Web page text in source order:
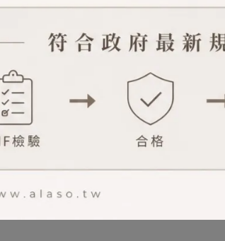
求專業醫療協助。使用成效僅供參考，實際效果
品瑕疵除外，請提供開箱影片存證)
格回饋給消費者，部分商品保留專櫃出品原貌(
批號、出產時間、製作國家而有所不同，屬正
際商品為準，請見諒。